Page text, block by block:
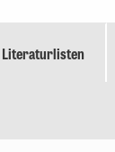
Literaturlisten